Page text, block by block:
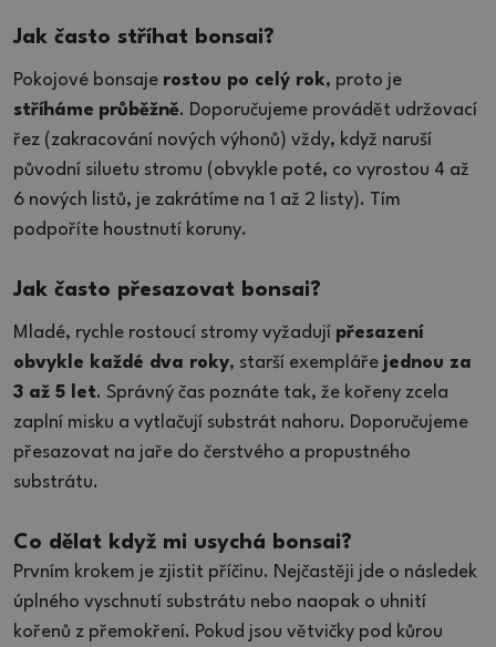
Jak často stříhat bonsai?
Pokojové bonsaje rostou po celý rok, proto je
stříháme průběžně. Doporučujeme provádět udržovací
řez (zakracování nových výhonů) vždy, když naruší
původní siluetu stromu (obvykle poté, co vyrostou 4 až
6 nových listů, je zakrátíme na 1 až 2 listy). Tím
podpoříte houstnutí koruny.
Jak často přesazovat bonsai?
Mladé, rychle rostoucí stromy vyžadují přesazení
obvykle každé dva roky, starší exempláře jednou za
3 až 5 let. Správný čas poznáte tak, že kořeny zcela
zaplní misku a vytlačují substrát nahoru. Doporučujeme
přesazovat na jaře do čerstvého a propustného
substrátu.
Co dělat když mi usychá bonsai?
Prvním krokem je zjistit příčinu. Nejčastěji jde o následek
úplného vyschnutí substrátu nebo naopak o uhnití
kořenů z přemokření. Pokud jsou větvičky pod kůrou